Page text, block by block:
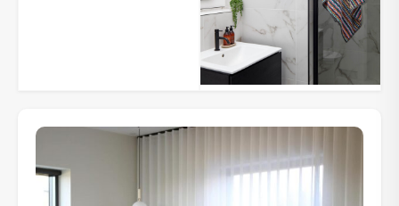
Mulighederne
kan
vælges
på
varesiden